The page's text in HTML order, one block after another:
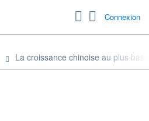
Connexion
La croissance chinoise au plus